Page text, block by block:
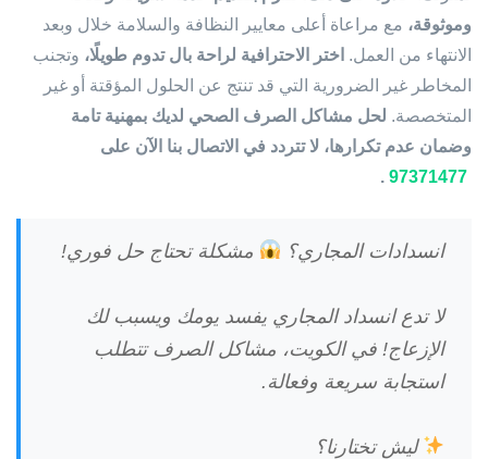
وموثوقة، مع مراعاة أعلى معايير النظافة والسلامة خلال وبعد
الانتهاء من العمل. اختر الاحترافية لراحة بال تدوم طويلًا، وتجنب
المخاطر غير الضرورية التي قد تنتج عن الحلول المؤقتة أو غير
المتخصصة. لحل مشاكل الصرف الصحي لديك بمهنية تامة
وضمان عدم تكرارها، لا تتردد في الاتصال بنا الآن على
97371477
.
انسدادات المجاري؟ مشكلة تحتاج حل فوري!
لا تدع انسداد المجاري يفسد يومك ويسبب لك
الإزعاج! في الكويت، مشاكل الصرف تتطلب
استجابة سريعة وفعالة.
ليش تختارنا؟